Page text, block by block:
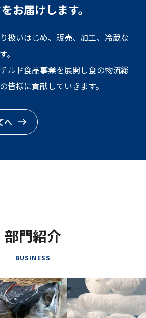
お届けします。
扱いはじめ、販売、加工、冷蔵な
。
ルド食品事業を展開し食の物流総
皆様に貢献していきます。
へ
部門紹介
BUSINESS